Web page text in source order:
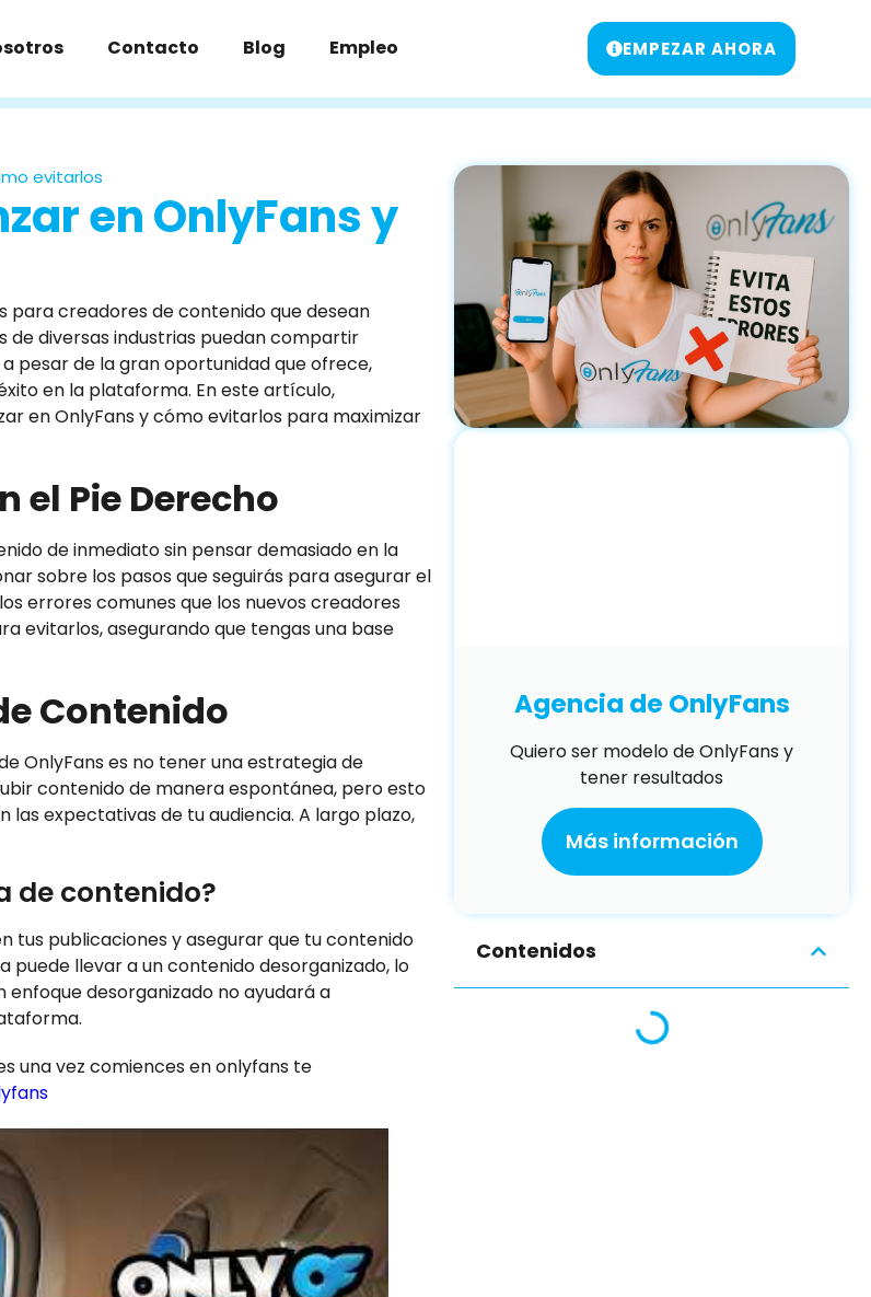
Contacto Blog Empleo EMPEZAR AHORA
evitarlos
en OnlyFans y
para creadores de contenido que desean
de diversas industrias puedan compartir
pesar de la gran oportunidad que ofrece,
en la plataforma. En este artículo,
en OnlyFans y cómo evitarlos para maximizar
el Pie Derecho
de inmediato sin pensar demasiado en la
sobre los pasos que seguirás para asegurar el
errores comunes que los nuevos creadores
evitarlos, asegurando que tengas una base
Contenido
OnlyFans es no tener una estrategia de
contenido de manera espontánea, pero esto
expectativas de tu audiencia. A largo plazo,
de contenido?
tus publicaciones y asegurar que tu contenido
llevar a un contenido desorganizado, lo
enfoque desorganizado no ayudará a
una vez comiences en onlyfans te
Agencia de OnlyFans
Quiero ser modelo de OnlyFans y
tener resultados
Más información
Contenidos